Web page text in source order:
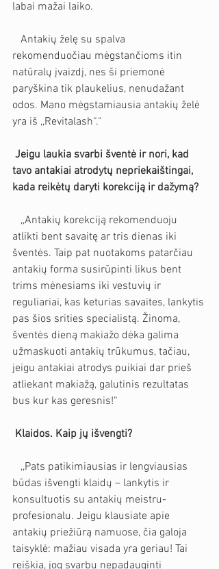
labai mažai laiko.
rekomenduočiau mėgstančioms itin
natūralų įvaizdį, nes ši priemonė
paryškina tik plaukelius, nenudažant
odos. Mano mėgstamiausia antakių želė
yra iš ,,Revitalash“.“
Jeigu laukia svarbi šventė ir nori, kad
tavo antakiai atrodytų nepriekaištingai,
kada reikėtų daryti korekciją ir dažymą?
atlikti bent savaitę ar tris dienas iki
šventės. Taip pat nuotakoms patarčiau
antakių forma susirūpinti likus bent
trims mėnesiams iki vestuvių ir
reguliariai, kas keturias savaites, lankytis
pas šios srities specialistą. Žinoma,
šventės dieną makiažo dėka galima
užmaskuoti antakių trūkumus, tačiau,
jeigu antakiai atrodys puikiai dar prieš
atliekant makiažą, galutinis rezultatas
bus kur kas geresnis!“
Klaidos. Kaip jų išvengti?
būdas išvengti klaidų – lankytis ir
konsultuotis su antakių meistru-
profesionalu. Jeigu klausiate apie
antakių priežiūrą namuose, čia galoja
taisyklė: mažiau visada yra geriau! Tai
reiškia, jog svarbu nepadauginti